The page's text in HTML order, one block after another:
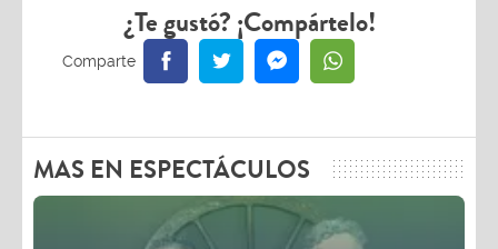
¿Te gustó? ¡Compártelo!
MAS EN ESPECTÁCULOS